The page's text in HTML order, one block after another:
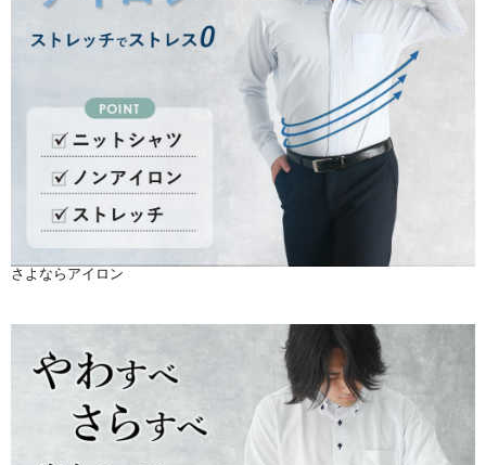
さよならアイロン